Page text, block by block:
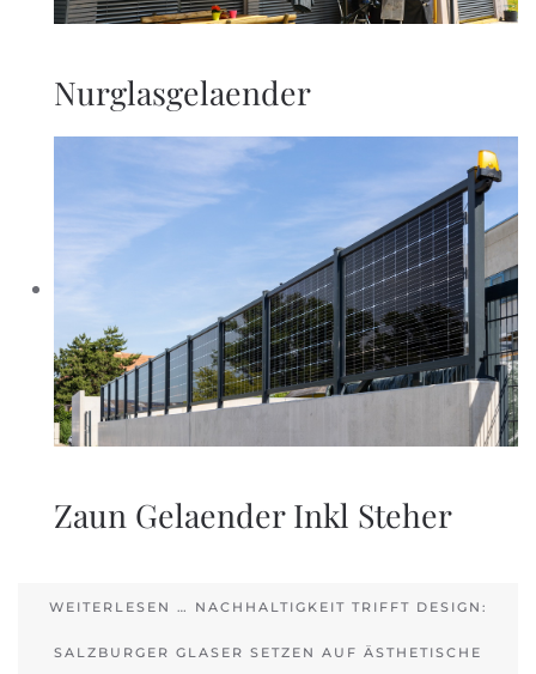
Nurglasgelaender
Zaun Gelaender Inkl Steher
WEITERLESEN … NACHHALTIGKEIT TRIFFT DESIGN:
SALZBURGER GLASER SETZEN AUF ÄSTHETISCHE